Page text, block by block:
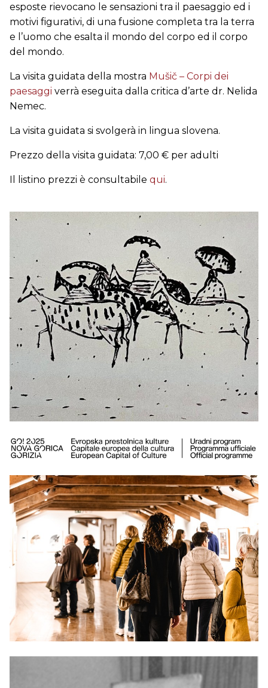
esposte rievocano le sensazioni tra il paesaggio ed i
motivi figurativi, di una fusione completa tra la terra
e l’uomo che esalta il mondo del corpo ed il corpo
del mondo.
La visita guidata della mostra Mušič – Corpi dei
paesaggi verrà eseguita dalla critica d’arte dr. Nelida
Nemec.
La visita guidata si svolgerà in lingua slovena.
Prezzo della visita guidata: 7,00 € per adulti
Il listino prezzi è consultabile qui.